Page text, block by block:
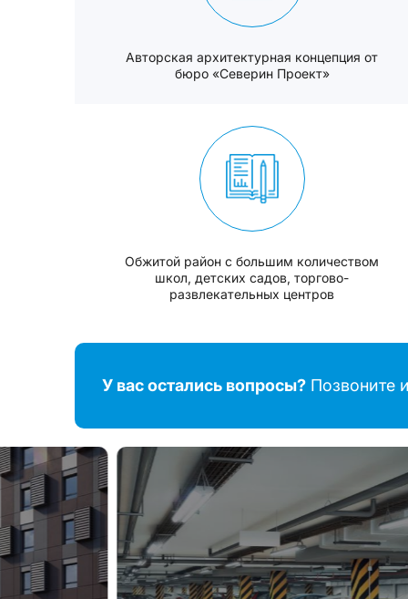
Авторская архитектурная концепция от
бюро «Северин Проект»
Обжитой район с большим количеством
школ, детских садов, торгово-
развлекательных центров
У вас остались вопросы? Позвоните